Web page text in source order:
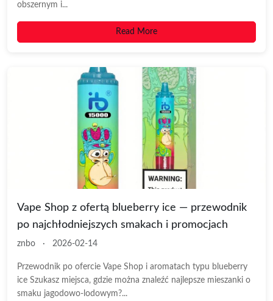
obszernym i...
Read More
Vape Shop z ofertą blueberry ice — przewodnik
po najchłodniejszych smakach i promocjach
znbo · 2026-02-14
Przewodnik po ofercie Vape Shop i aromatach typu blueberry
ice Szukasz miejsca, gdzie można znaleźć najlepsze mieszanki o
smaku jagodowo-lodowym?...